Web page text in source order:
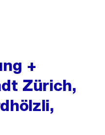
+
Zürich,